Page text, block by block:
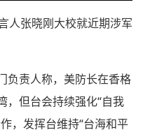
人张晓刚大校就近期涉军
负责人称，美防长在香格
，但台会持续强化“自我
，发挥台维持“台海和平